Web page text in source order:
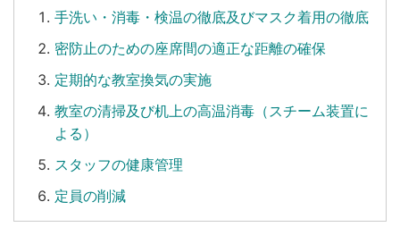
手洗い ・ 消毒 ・ 検温の徹底及びマスク着用の徹底
密防止のための座席間の適正な距離の確保
定期的な教室換気の実施
教室の清掃及び机上の高温消毒（スチーム装置に
よる）
スタッフの健康管理
定員の削減